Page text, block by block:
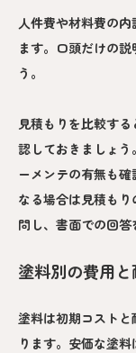
人件費や材料費の
ます。口頭だけの
う。
見積もりを比較す
認しておきましょ
ーメンテの有無も
なる場合は見積も
問し、書面での回答
塗料別の費用
塗料は初期コスト
ります。安価な塗